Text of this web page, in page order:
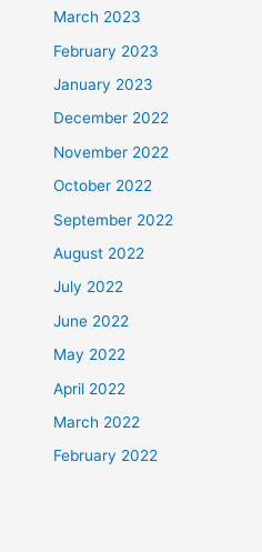
March 2023
February 2023
January 2023
December 2022
November 2022
October 2022
September 2022
August 2022
July 2022
June 2022
May 2022
April 2022
March 2022
February 2022